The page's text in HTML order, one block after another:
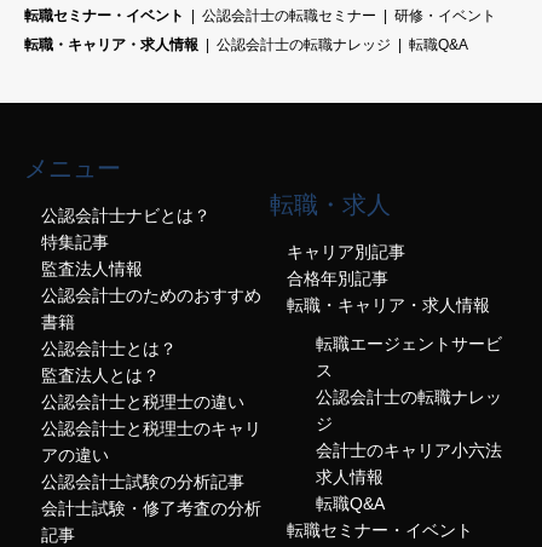
転職セミナー・イベント
公認会計士の転職セミナー
研修・イベント
転職・キャリア・求人情報
公認会計士の転職ナレッジ 転職Q&A
メニュー
公認会計士ナビとは？
特集記事
監査法人情報
公認会計士のためのおすすめ
書籍
公認会計士とは？
監査法人とは？
公認会計士と税理士の違い
公認会計士と税理士のキャリ
アの違い
公認会計士試験の分析記事
会計士試験・修了考査の分析
記事
転職・求人
キャリア別記事
合格年別記事
転職・キャリア・求人情報
転職エージェントサービ
ス
公認会計士の転職ナレッ
ジ
会計士のキャリア小六法
求人情報
転職Q&A
転職セミナー・イベント